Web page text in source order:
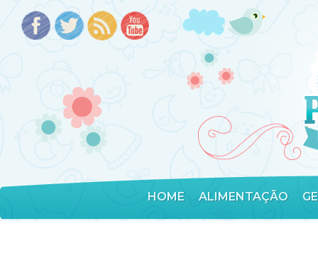
HOME ALIMENTAÇÃO